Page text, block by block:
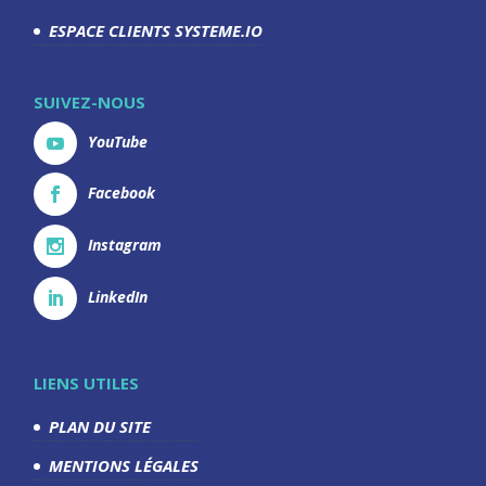
ESPACE CLIENTS SYSTEME.IO
SUIVEZ-NOUS
YouTube
Facebook
Instagram
LinkedIn
LIENS UTILES
PLAN DU SITE
MENTIONS LÉGALES